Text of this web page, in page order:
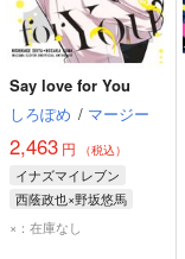
Say love for You
しろぽめ / マージー
2,463 円 （税込）
イナズマイレブン
西蔭政也×野坂悠馬
野坂悠馬
×：在庫なし